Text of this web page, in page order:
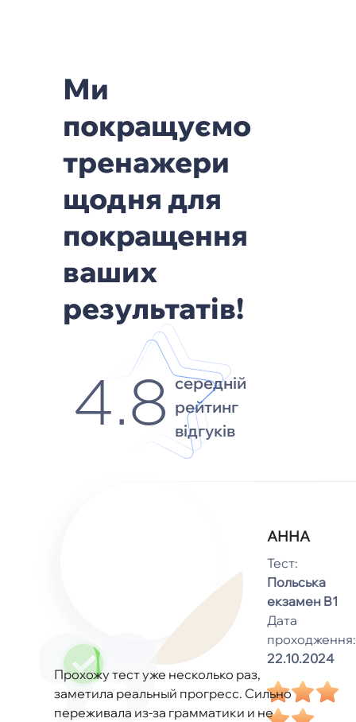
Ми
покращуємо
тренажери
щодня для
покращення
ваших
результатів!
4.8 середній
рейтинг
відгуків
АННА
Тест:
Польська
екзамен B1
Дата
проходження:
22.10.2024
Прохожу тест уже несколько раз,
заметила реальный прогресс. Сильно
переживала из-за грамматики и не